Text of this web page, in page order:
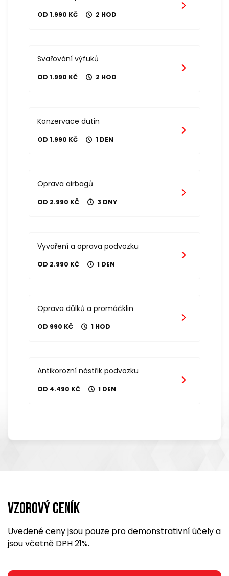
OD 1.990 KČ 2 HOD
Svařování výfuků
OD 1.990 KČ 2 HOD
Konzervace dutin
OD 1.990 KČ 1 DEN
Oprava airbagů
OD 2.990 KČ 3 DNY
Vyvaření a oprava podvozku
OD 2.990 KČ 1 DEN
Oprava důlků a promáčklin
OD 990 KČ 1 HOD
Antikorozní nástřik podvozku
OD 4.490 KČ 1 DEN
Vzorový ceník
Uvedené ceny jsou pouze pro demonstrativní účely a
jsou včetně DPH 21%.